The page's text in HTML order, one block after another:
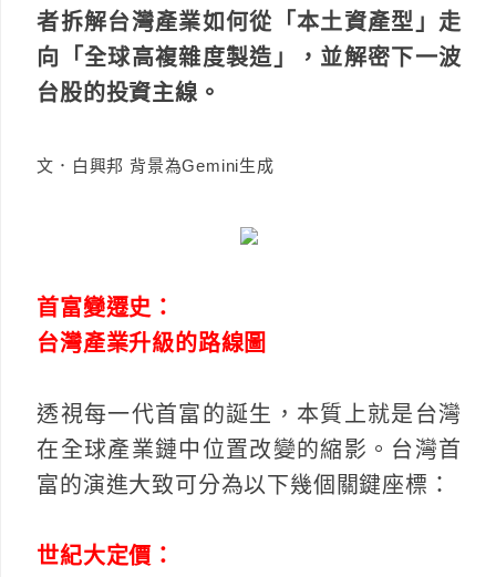
者拆解台灣產業如何從「本土資產型」走
向「全球高複雜度製造」，並解密下一波
台股的投資主線。
文．白興邦 背景為Gemini生成
首富變遷史：
台灣產業升級的路線圖
透視每一代首富的誕生，本質上就是台灣
在全球產業鏈中位置改變的縮影。台灣首
富的演進大致可分為以下幾個關鍵座標：
世紀大定價：